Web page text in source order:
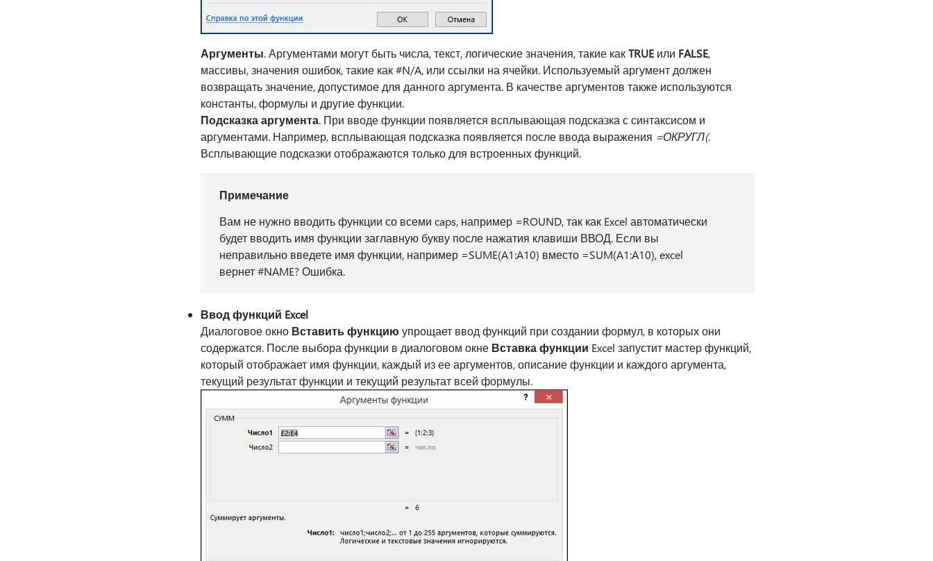
Аргументы. Аргументами могут быть числа, текст, логические значения, такие какTRUEили FALSE,
массивы, значения ошибок, такие как #N/A, или ссылки на ячейки. Используемый аргумент должен
возвращать значение, допустимое для данного аргумента. В качестве аргументов также используются
константы, формулы и другие функции.
Подсказка аргумента. При вводе функции появляется всплывающая подсказка с синтаксисом и
аргументами. Например, всплывающая подсказка появляется после ввода выражения =ОКРУГЛ(.
Всплывающие подсказки отображаются только для встроенных функций.
Примечание
Вам не нужно вводить функции со всеми caps, например =ROUND, так как Excel автоматически
будет вводить имя функции заглавную букву после нажатия клавиши ВВОД. Если вы
неправильно введете имя функции, например =SUME(A1:A10) вместо =SUM(A1:A10), excel
вернет #NAME? Ошибка.
Ввод функций Excel
Диалоговое окно Вставить функцию упрощает ввод функций при создании формул, в которых они
содержатся. После выбора функции в диалоговом окне Вставка функции Excel запустит мастер функций,
который отображает имя функции, каждый из ее аргументов, описание функции и каждого аргумента,
текущий результат функции и текущий результат всей формулы.